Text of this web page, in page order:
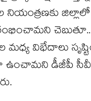
మధ్య విభేదాలు
ఉంచామని డీజీపీ